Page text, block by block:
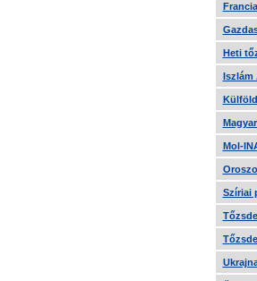
Heti
Iszlám
Mol-
Szíriai